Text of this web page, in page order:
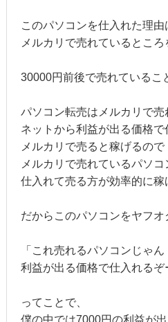
このパソコンを仕入れた理由
メルカリで売れているところ
30000円前後で売れているこ
パソコン転売はメルカリで
ネットから利益が出る価格で
メルカリで売ると稼げるので
メルカリで売れているパソコ
仕入れて売る方が効率的に稼
だからこのパソコンをヤフオ
「これ売れるパソコンじゃん
利益が出る価格で仕入れるぞ
ってことで、
僕の中では7000円の利益が